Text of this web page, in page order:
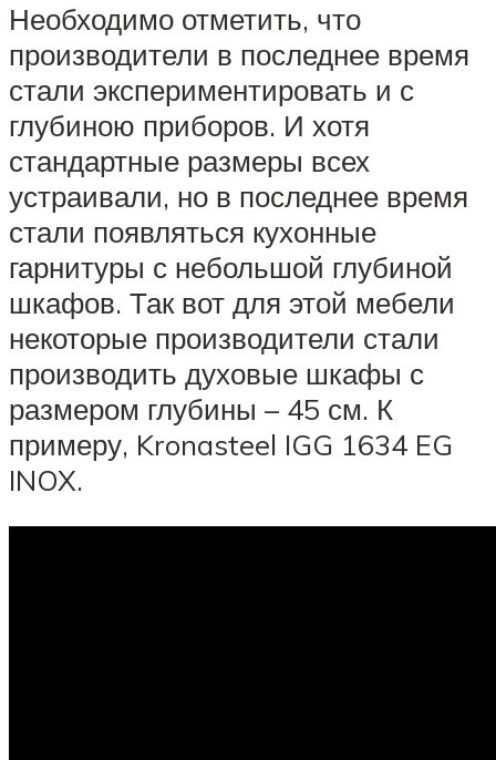
Необходимо отметить, что
производители в последнее время
стали экспериментировать и с
глубиною приборов. И хотя
стандартные размеры всех
устраивали, но в последнее время
стали появляться кухонные
гарнитуры с небольшой глубиной
шкафов. Так вот для этой мебели
некоторые производители стали
производить духовые шкафы с
размером глубины – 45 см. К
примеру, Kronasteel IGG 1634 EG
INOX.